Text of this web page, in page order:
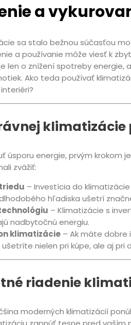
a
sa stalo bežnou súčasťou
a používanie môže viesť k
len o znížení spotreby
Ako teda používať
úsporu energie, prvým krokom
zvážiť:
– Investícia do
hľadiska ušetrí
– Klimatizácie s
nadbytočnú energiu.
klimatizácie – Ak máte dobre
nielen pri kúpe, ale aj pri
riadenie
moderných klimatizácií